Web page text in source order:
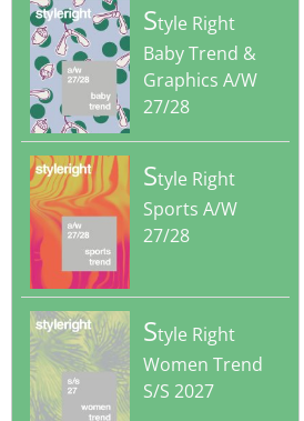
Style Right
Baby Trend &
Graphics A/W
27/28
Style Right
Sports A/W
27/28
Style Right
Women Trend
S/S 2027